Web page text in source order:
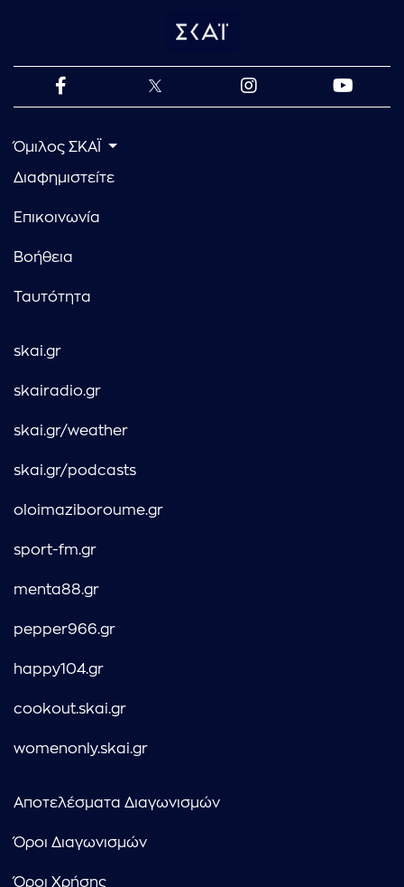
Όμιλος ΣΚΑΪ
Διαφημιστείτε
Επικοινωνία
Βοήθεια
Ταυτότητα
skai.gr
skairadio.gr
skai.gr/weather
skai.gr/podcasts
oloimaziboroume.gr
sport-fm.gr
menta88.gr
pepper966.gr
happy104.gr
cookout.skai.gr
womenonly.skai.gr
Αποτελέσματα Διαγωνισμών
Όροι Διαγωνισμών
Όροι Χρήσης